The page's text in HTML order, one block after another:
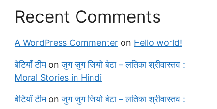
Recent Comments
A WordPress Commenter on Hello world!
बेटियाँ टीमonजुग जुग जियो बेटा – लतिका श्रीवास्तव :
Moral Stories in Hindi
बेटियाँ टीमonजुग जुग जियो बेटा – लतिका श्रीवास्तव :